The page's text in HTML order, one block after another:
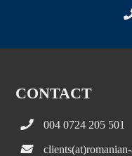
CONTACT
004 0724 205 501